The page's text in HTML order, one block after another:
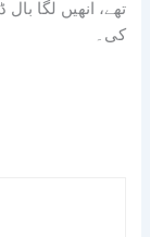
تھے، انھیں لگا
کی۔